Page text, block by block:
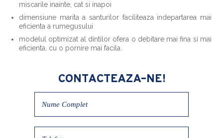
miscarile inainte, cat si inapoi
dimensiune marita a santurilor faciliteaza indepartarea mai
eficienta a rumegusului
modelul optimizat al dintilor ofera o debitare mai fina si mai
eficienta, cu o pornire mai facila.
CONTACTEAZA-NE!